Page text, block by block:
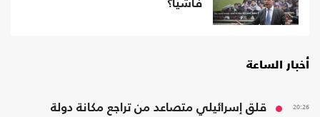
فاشيا؟
أخبار الساعة
20:26
قلق إسرائيلي متصاعد من تراجع مكانة دولة